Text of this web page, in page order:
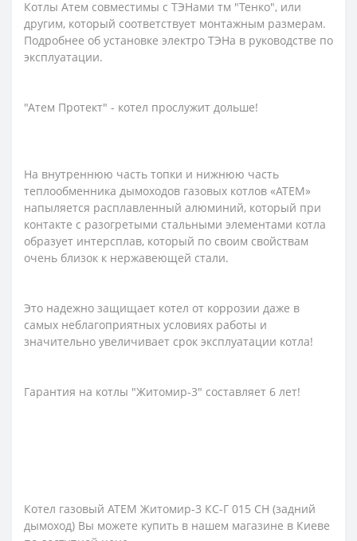
Котлы Атем совместимы с ТЭНами тм "Тенко", или
другим, который соответствует монтажным размерам.
Подробнее об установке электро ТЭНа в руководстве по
эксплуатации.
"Атем Протект" - котел прослужит дольше!
На внутреннюю часть топки и нижнюю часть
теплообменника дымоходов газовых котлов «АТЕМ»
напыляется расплавленный алюминий, который при
контакте с разогретыми стальными элементами котла
образует интерсплав, который по своим свойствам
очень близок к нержавеющей стали.
Это надежно защищает котел от коррозии даже в
самых неблагоприятных условиях работы и
значительно увеличивает срок эксплуатации котла!
Гарантия на котлы "Житомир-3" составляет 6 лет!
Котел газовый АТЕМ Житомир-3 КС-Г 015 СН (задний
дымоход) Вы можете купить в нашем магазине в Киеве